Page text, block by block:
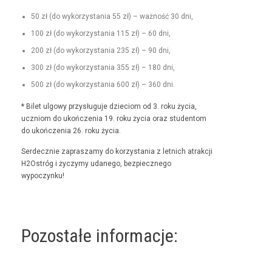
50 zł (do wyko­rzys­ta­nia 55 zł) – ważność 30 dni,
100 zł (do wyko­rzys­ta­nia 115 zł) – 60 dni,
200 zł (do wyko­rzys­ta­nia 235 zł) – 90 dni,
300 zł (do wyko­rzys­ta­nia 355 zł) – 180 dni,
500 zł (do wyko­rzys­ta­nia 600 zł) – 360 dni.
* Bilet ulgo­wy przysługu­je dzieciom od 3. roku życia,
uczniom do ukończenia 19. roku życia oraz stu­den­tom
do ukończenia 26. roku życia.
Serdecznie zaprasza­my do korzys­ta­nia z let­nich atrakcji
H2Ostróg i życzymy udanego, bez­piecznego
wypoczynku!
Pozostałe informacje: